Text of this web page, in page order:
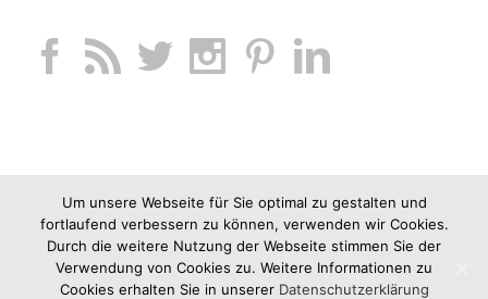
Um unsere Webseite für Sie optimal zu gestalten und
fortlaufend verbessern zu können, verwenden wir Cookies.
Durch die weitere Nutzung der Webseite stimmen Sie der
Verwendung von Cookies zu. Weitere Informationen zu
Cookies erhalten Sie in unserer Datenschutzerklärung